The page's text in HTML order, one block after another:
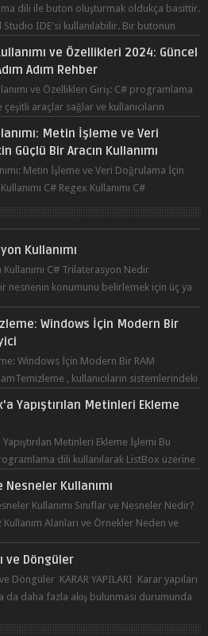
dili ile buton oluşturmak oldukça basittir.
Studio IDE'si kullanılabilir. Bir butonun
ve Özellikleri 2024: Güncel
Adım Rehber
ve Özellikleri Giriş: C# programlama
araçlar sağlar ve kullanıcıların
Metin İşleme ve Veri
Güçlü Bir Aracın Kullanımı
Metin İşleme ve Veri Doğrulama İçin
C# Regex Kullanımı C#
düzenli ifad...
Kullanımı
C# Trilaterasyon Nedir
nesnenin konumunu belirlemek için üç ya
Windows İçin Modern Bir
Windows İçin Modern Bir RAM
, kullanıcıların sistemlerindeki
Yapıştırılan Metinleri Ekleme
Metinleri Ekleme İşlemi Bu
dili kullanılarak ListBox üzerine
Nesneler Kullanımı
Kullanımı Sınıflar ve Nesneler Nedir?
Kullanım Alanları ve Örnekler Neden ve
ve Döngüler
Döngüler KARAR YAPILARI Karar yapıları
da daha fazla akış bulunması durumunda